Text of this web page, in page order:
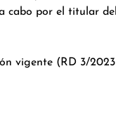
por el titular
vigente (RD 3/